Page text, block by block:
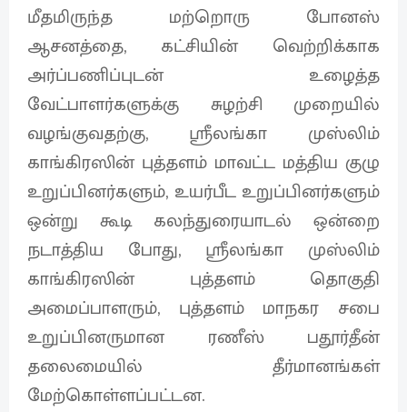
மீதமிருந்த மற்றொரு போனஸ்
ஆசனத்தை, கட்சியின் வெற்றிக்காக
அர்ப்பணிப்புடன் உழைத்த
வேட்பாளர்களுக்கு சுழற்சி முறையில்
வழங்குவதற்கு, ஶ்ரீலங்கா முஸ்லிம்
காங்கிரஸின் புத்தளம் மாவட்ட மத்திய குழு
உறுப்பினர்களும், உயர்பீட உறுப்பினர்களும்
ஒன்று கூடி கலந்துரையாடல் ஒன்றை
நடாத்திய போது, ஶ்ரீலங்கா முஸ்லிம்
காங்கிரஸின் புத்தளம் தொகுதி
அமைப்பாளரும், புத்தளம் மாநகர சபை
உறுப்பினருமான ரணீஸ் பதூர்தீன்
தலைமையில் தீர்மானங்கள்
மேற்கொள்ளப்பட்டன.